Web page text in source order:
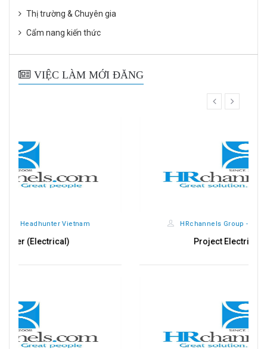
Thị trường & Chuyên gia
Cẩm nang kiến thức
VIỆC LÀM MỚI ĐĂNG
HRchannels Group - Headhunter Vietnam
prev